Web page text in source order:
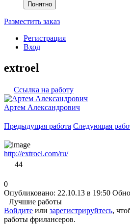
Понятно
Разместить заказ
Регистрация
Вход
extroel
Ссылка на работу
Артем Александрович
Предыдущая работа Следующая
http://extroel.com/ru/
44
0
Опубликовано: 22.10.13 в 19:50
Лучшие работы
Войдите или зарегистрируйтесь,
работы фрилансеров.